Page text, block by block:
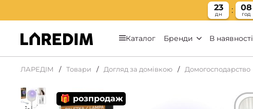
23
дн
08
год
Каталог Бренди В наявності
ЛАРЕДІМ Товари Догляд за домівкою Домогосподарство
🎁 розпродаж